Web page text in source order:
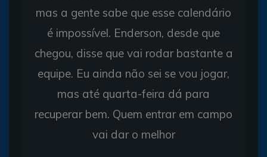
mas a gente sabe que esse calendário
é impossível. Enderson, desde que
chegou, disse que vai rodar bastante a
equipe. Eu ainda não sei se vou jogar,
mas até quarta-feira dá para
recuperar bem. Quem entrar em campo
vai dar o melhor